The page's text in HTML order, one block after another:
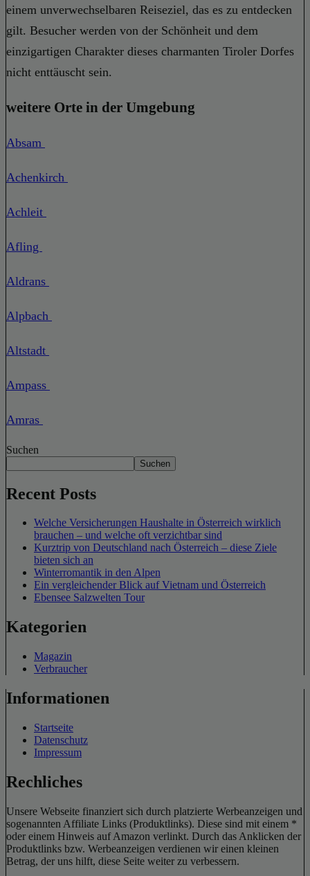
einem unverwechselbaren Reiseziel, das es zu entdecken
gilt. Besucher werden von der Schönheit und dem
einzigartigen Charakter dieses charmanten Tiroler Dorfes
nicht enttäuscht sein.
weitere Orte in der Umgebung
Absam
Achenkirch
Achleit
Afling
Aldrans
Alpbach
Altstadt
Ampass
Amras
Suchen
Suchen
Recent Posts
Welche Versicherungen Haushalte in Österreich wirklich
brauchen – und welche oft verzichtbar sind
Kurztrip von Deutschland nach Österreich – diese Ziele
bieten sich an
Winterromantik in den Alpen
Ein vergleichender Blick auf Vietnam und Österreich
Ebensee Salzwelten Tour
Kategorien
Magazin
Verbraucher
Informationen
Startseite
Datenschutz
Impressum
Rechliches
Unsere Webseite finanziert sich durch platzierte Werbeanzeigen und
sogenannten Affiliate Links (Produktlinks). Diese sind mit einem *
oder einem Hinweis auf Amazon verlinkt. Durch das Anklicken der
Produktlinks bzw. Werbeanzeigen verdienen wir einen kleinen
Betrag, der uns hilft, diese Seite weiter zu verbessern.